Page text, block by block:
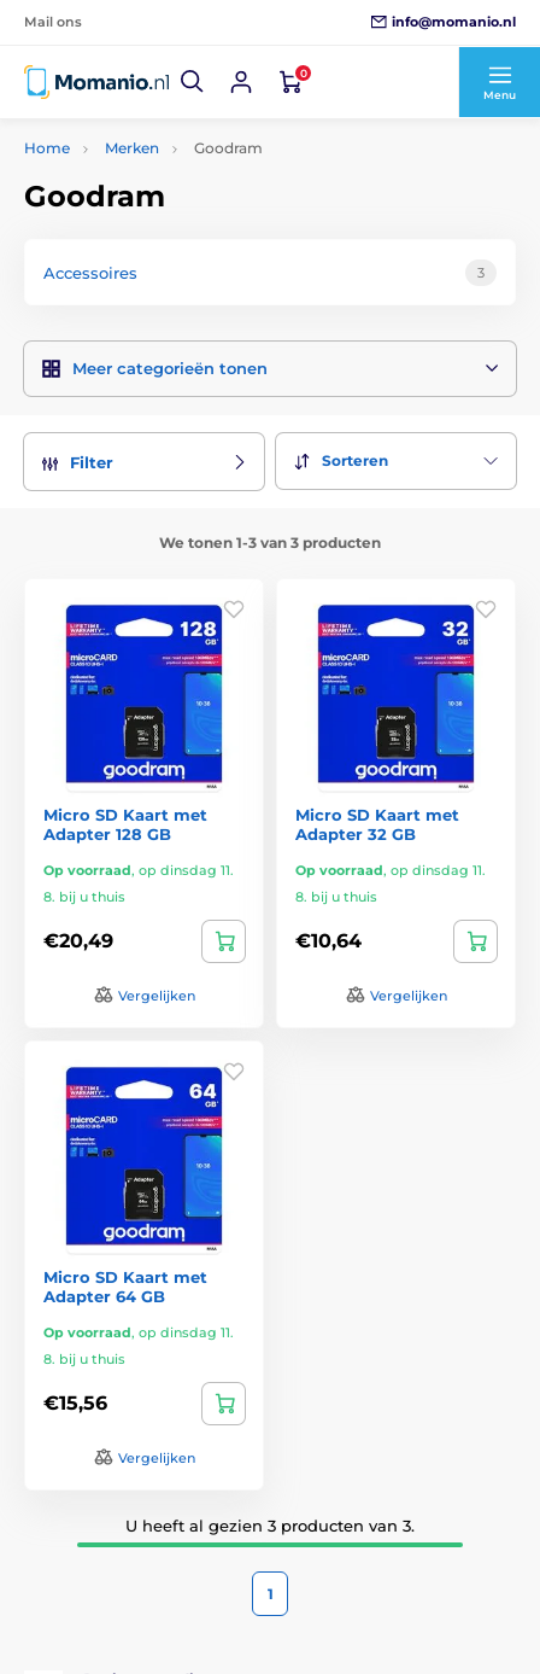
Mail ons info@momanio.nl
0
Menu
Home Merken Goodram
Goodram
Accessoires 3
Meer categorieën tonen
Filter Sorteren
We tonen 1-3 van 3 producten
Micro SD Kaart met
Adapter 128 GB
Op voorraad, op dinsdag 11.
8. bij u thuis
€20,49
Vergelijken
Micro SD Kaart met
Adapter 32 GB
Op voorraad, op dinsdag 11.
8. bij u thuis
€10,64
Vergelijken
Micro SD Kaart met
Adapter 64 GB
Op voorraad, op dinsdag 11.
8. bij u thuis
€15,56
Vergelijken
U heeft al gezien 3 producten van 3.
1